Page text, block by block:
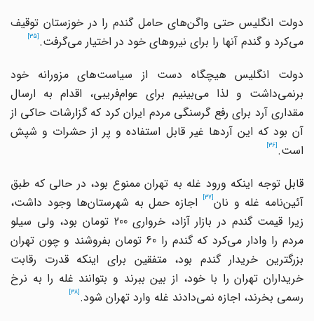
دولت انگلیس حتی واگن‌های حامل گندم را در خوزستان توقیف
می‌کرد و گندم آنها را برای نیروهای خود در اختیار می‌گرفت.
دولت انگلیس هیچگاه دست از سیاست‌های مزورانه خود
برنمی‌داشت و لذا می‌بینیم برای عوام‌فریبی، اقدام به ارسال
مقداری آرد برای رفع گرسنگی مردم ایران کرد که گزارشات حاکی از
آن بود که این آردها غیر قابل استفاده و پر از حشرات و شپش
است.
قابل توجه اینکه ورود غله به تهران ممنوع بود، در حالی که طبق
آئین‌نامه غله و نان[37]
اجازه حمل به شهرستان‌ها وجود داشت،
زیرا قیمت گندم در بازار آزاد، خرواری 200 تومان بود، ولی سیلو
مردم را وادار می‌کرد که گندم را 60 تومان بفروشند و چون تهران
بزرگترین خریدار گندم بود، متفقین برای اینکه قدرت رقابت
خریداران تهران را با خود، از بین ببرند و بتوانند غله را به نرخ
رسمی بخرند، اجازه نمی‌دادند غله وارد تهران شود.